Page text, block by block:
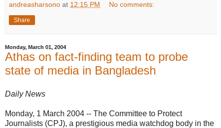
andreasharsono at 12:15 PM No comments:
Share
Monday, March 01, 2004
Athas on fact-finding team to probe
state of media in Bangladesh
Daily News
Monday, 1 March 2004 -- The Committee to Protect
Journalists (CPJ), a prestigious media watchdog body in the